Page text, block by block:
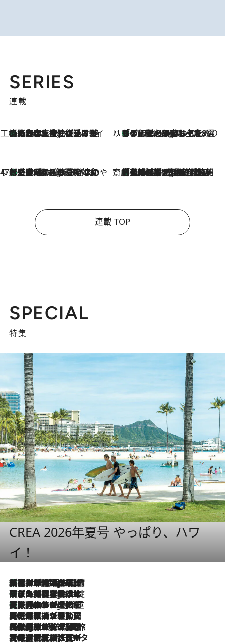
SERIES
連載
工藤まやのおもてなしハワイ
8 Hours Ago
【ハワイ土産】ローカルの絶大な支持で復活！ 絶品の幻クッキー《元ファンの日本人女性が受け継いだ名店》 ハワイ賢者 リサのお気に入りリスト8 Hours Ago
あの伝説の限定トートも！ リニューアルした「ディーン＆デルーカ ハワイ」で必須のお土産8選
47都道府県の手みやげ ひんやりスイーツで夏を満喫
8 Hours Ago
【三重県】この夏絶対食べたい 冷やしておいしいおやつ3選 お餅×アイスの新感覚スイーツ 齋藤 薫 美容脳ルネサンス
8 Hours Ago
「荷物が増えるほど旅ストレスは増す」美容ジャーナリストがたどり着いた最終結論。“化粧品を劇的に減らす”感動の凝縮美容とは
連載 TOP
SPECIAL
特集
CREA 2026年夏号 やっぱり、ハワ
イ！
7 Hours Ago
「荷物が増えるほど旅ストレスは増す」美容ジャーナリストがたどり着いた最終結論。“化粧品を劇的に減らす”感動の凝縮美容とは
7 Hours Ago
「旅先には金髪ウィッグを持参」日本と同じメイクでは損してる!? 美容ジャーナリストが提案する“掟破りの旅美容”とは
7 Hours Ago
【厳選旅コスメ】「身軽さ＆UV対策重視！」ヘアアーティストshucoが選んだ夏旅ベストコスメを発表【Mサイズジップ】
2026.8.5
【厳選旅コスメ】国内をあちこち移動する河井菜摘が選んだ夏旅ベストコスメ発表！「リラックスアイテムはマスト」【Mサイズジップ】
2026.8.4
【厳選旅コスメ】「紫外線＆乾燥対策しながらメイク感も！」ヘア＆メイクGeorgeが選んだ夏旅ベストコスメを発表！【Mサイズジップ】
2026.8.3
【厳選旅コスメ】「保湿もタイパ重視！」“サウナ好き”タレント清水みさとが愛用する夏旅ベストコスメを発表！【Mサイズジップ】